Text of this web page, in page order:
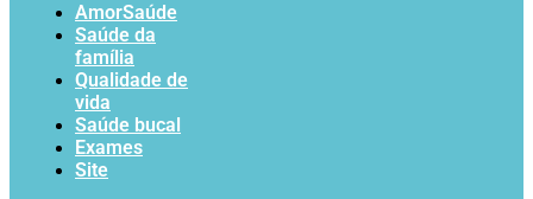
AmorSaúde
Saúde da
família
Qualidade de
vida
Saúde bucal
Exames
Site